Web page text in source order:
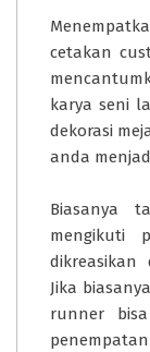
cetakan
karya seni
dekorasi
anda
Biasanya
mengikuti
dikreasikan
Jika
runner